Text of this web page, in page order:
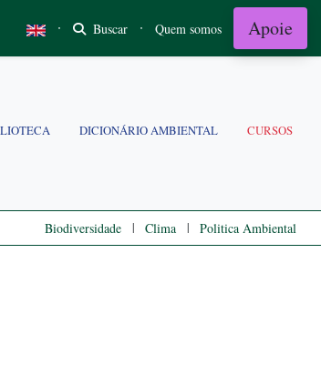
· Buscar · Quem somos Apoie
DICIONÁRIO AMBIENTAL CURSOS
Biodiversidade | Clima | Politica Ambiental